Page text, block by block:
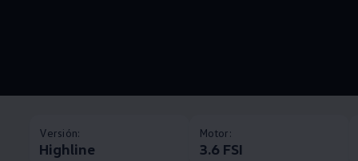
Versión:
Highline
Motor:
3.6 FSI